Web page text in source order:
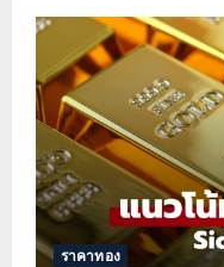
ราคา
ทอง
วัน
ลุ้น
ผล
เจรจา
สหรัฐ-
อิหร่าน
จับตา
แนว
รับ
4,780
ดอลลาร์
ราคาทอง